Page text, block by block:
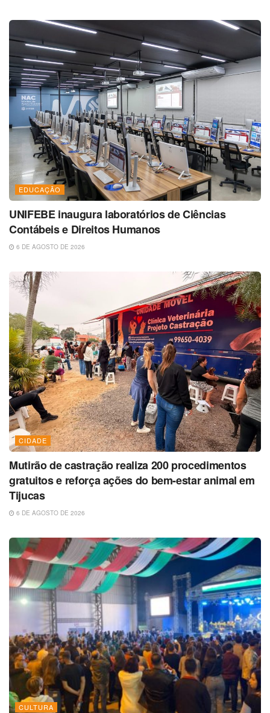
EDUCAÇÃO
UNIFEBE inaugura laboratórios de Ciências
Contábeis e Direitos Humanos
6 DE AGOSTO DE 2026
CIDADE
Mutirão de castração realiza 200 procedimentos
gratuitos e reforça ações do bem-estar animal em
Tijucas
6 DE AGOSTO DE 2026
CULTURA